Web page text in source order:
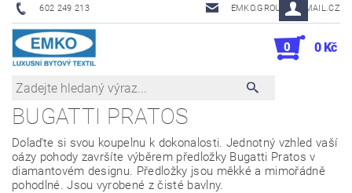
602 249 213 EMKO.GROUSL@EMAIL.CZ
0 0 Kč
BUGATTI PRATOS
Dolaďte si svou koupelnu k dokonalosti. Jednotný vzhled vaší
oázy pohody završíte výběrem předložky Bugatti Pratos v
diamantovém designu. Předložky jsou měkké a mimořádně
pohodlné. Jsou vyrobené z čisté bavlny.